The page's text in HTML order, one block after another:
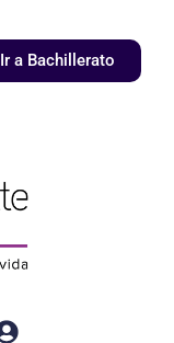
Ir a Bachillerato